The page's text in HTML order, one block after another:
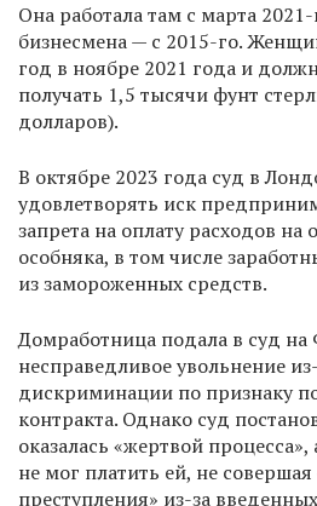
Она работала там с марта
бизнесмена — с 2015-го.
год в ноябре 2021 года и
получать 1,5 тысячи фунт
долларов).
В октябре 2023 года суд в
удовлетворять иск
запрета на оплату расходов на
особняка, в том числе
из замороженных средств.
Домработница подала в суд
несправедливое увольнение
дискриминации по признаку
контракта. Однако суд
оказалась «жертвой
не мог платить ей, не совершая
преступления» из-за